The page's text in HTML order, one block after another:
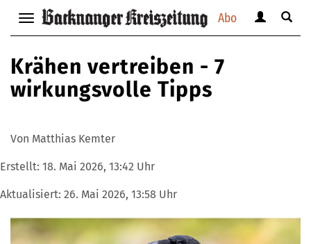
Abo
Navigation
anzeigen
bzw.
verbergen
anzeigen
Suche
Krähen vertreiben - 7
wirkungsvolle Tipps
Von Matthias Kemter
Erstellt: 18. Mai 2026, 13:42 Uhr
Aktualisiert: 26. Mai 2026, 13:58 Uhr